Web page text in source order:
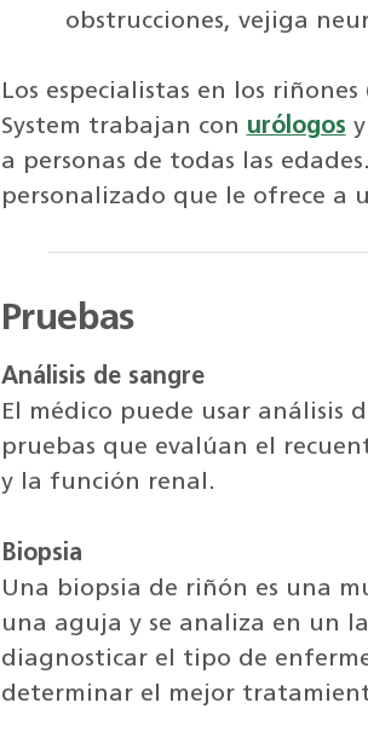
obstrucciones, vejiga
Los especialistas en los
System trabajan con urólogos
a personas de todas las
personalizado que le ofrece a
Pruebas
Análisis de sangre
El médico puede usar análisis
pruebas que evalúan el
y la función renal.
Biopsia
Una biopsia de riñón es una
una aguja y se analiza en un
diagnosticar el tipo de
determinar el mejor